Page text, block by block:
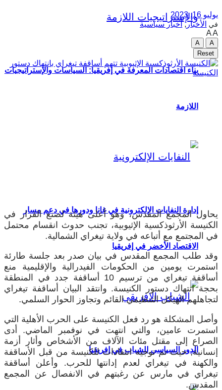
بناء اقتصادات المعرفة في إفريقيا: السياسات والإستراتيجيات
اللازمة
إدارة النفايات الإلكترونية في غانا ودورها في دعم مسار
الاقتصاد الأخضر في إفريقيا
الدور السياسي للشباب في إفريقيا
يوليو 16, 2023
في الأخبار,أخبار سياسية
AA
A
A
Reset
يحاول المجمع المقدس، وهو أعلى هيئة لصنع القرار في
الكنيسة الأرثوذكسية الإثيوبية، تجنب حدوث انقسام محتمل
في المجتمع مع أتباعه في ولاية تيغراي الشمالية.
وقد طلب المجمع المقدس في بيان صدر بعد جلسة طارئة
استمرت يومين من الحكومات الفيدرالية والإقليمية منع
أساقفة تيغراي من ترسيم 10 أساقفة جدد في المنطقة
بحجة انتهاك دستور الكنيسة. وانتقد البيان أساقفة تيغراي
لتجاهلهم الهيكل التنظيمي القائم وتجاوز الحوار السلمي.
وأصل المشكلة هو رد فعل الكنيسة على الحرب الأهلية التي
استمرت عامين، والتي انتهت في نوفمبر الماضي. أدى
الصراع إلى مقتل مئات الآلاف من الأشخاص وأثار أزمة
إنسانية, حيث تم توجيه انتقادات للكنيسة من قبل الأساقفة
والكهنة في تيغراي لعدم إدانتها للحرب. وأعلن أساقفة
تيغراي في مارس عن رغبتهم في الانفصال عن المجمع
المقدس.